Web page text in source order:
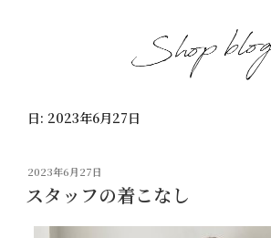
日: 2023年6月27日
投
日:
2023年6月27日
スタッフの着こなし